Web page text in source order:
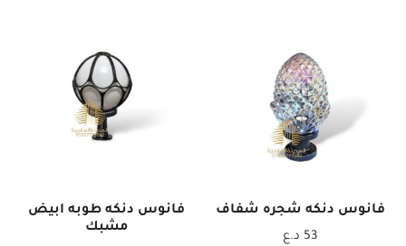
فانوس دنكه شجره شفاف
53 د.ع
فانوس دنكه طوبه ابيض
مشبك